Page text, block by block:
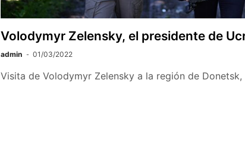
Volodymyr Zelensky, el presidente de
admin 01/03/2022
Visita de Volodymyr Zelensky a la región de